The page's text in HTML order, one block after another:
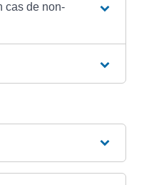
cas de non-